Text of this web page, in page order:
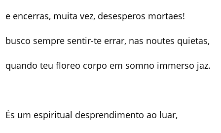
e encerras, muita vez, desesperos mortaes!
busco sempre sentir-te errar, nas noutes quietas,
quando teu floreo corpo em somno immerso jaz.
És um espiritual desprendimento ao luar,